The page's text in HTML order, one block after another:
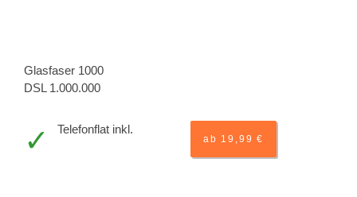
Glasfaser 1000
DSL 1.000.000
Telefonflat inkl.
ab 19,99 €